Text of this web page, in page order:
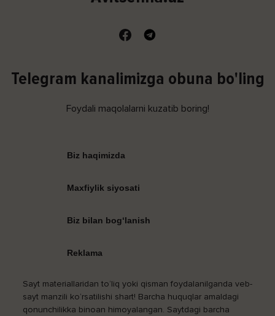
Telegram kanalimizga obuna bo'ling
Foydali maqolalarni kuzatib boring!
Biz haqimizda
Maxfiylik siyosati
Biz bilan bog‘lanish
Reklama
Sayt materiallaridan to‘liq yoki qisman foydalanilganda veb-
sayt manzili ko‘rsatilishi shart! Barcha huquqlar amaldagi
qonunchilikka binoan himoyalangan. Saytdagi barcha